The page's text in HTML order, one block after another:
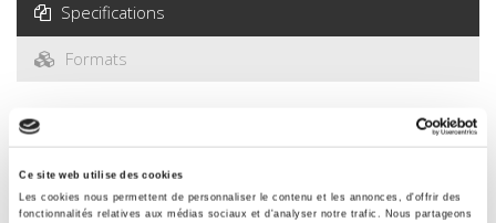
Ce site web utilise des cookies
Les cookies nous permettent de personnaliser le contenu et les annonces, d'offrir des
fonctionnalités relatives aux médias sociaux et d'analyser notre trafic. Nous partageons
Specifications
Formats
Specifications
Publisher